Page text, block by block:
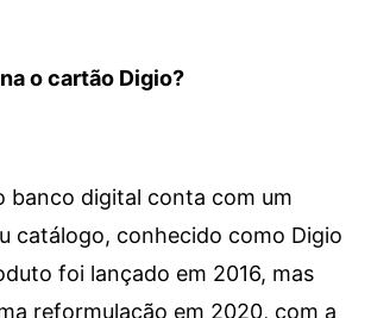
o cartão Digio?
banco digital conta com um
catálogo, conhecido como Digio
foi lançado em 2016, mas
reformulação em 2020, com a